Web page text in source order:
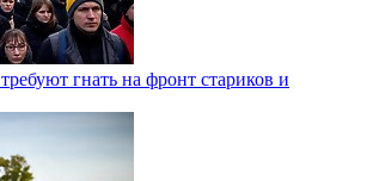
гнать на фронт стариков и